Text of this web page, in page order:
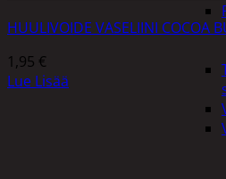
HUULIVOIDE VASELIINI COCOA
1,95 €
Lue Lisää